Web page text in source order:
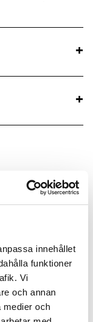
innehållet
funktioner
Vi
och annan
medier och
+
+